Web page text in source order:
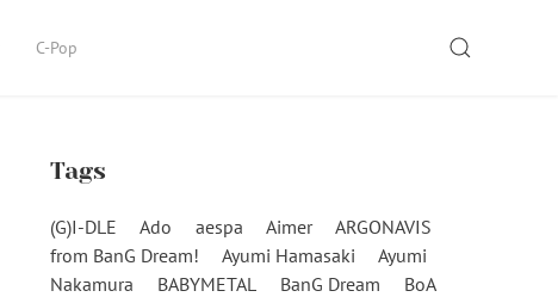
C-Pop SEARCH
Tags
(G)I-DLE Ado aespa Aimer
ARGONAVIS
from BanG Dream!
Ayumi Hamasaki
Ayumi
Nakamura
BABYMETAL BanG Dream
BoA